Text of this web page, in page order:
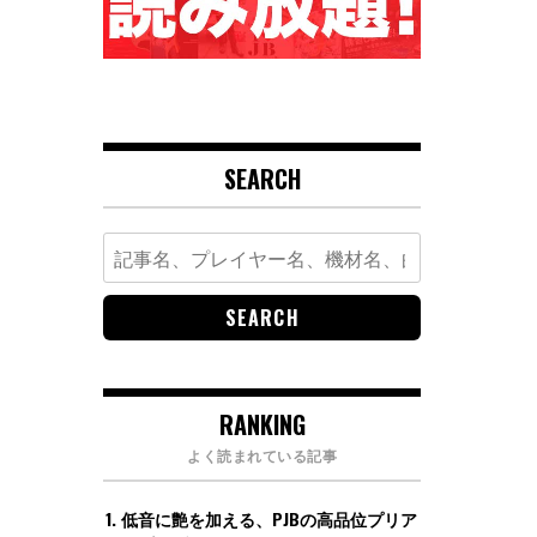
SEARCH
Search
for:
RANKING
よく読まれている記事
低音に艶を加える、PJBの高品位プリア